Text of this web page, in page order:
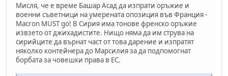
Мисля, че е време Башар Асад да изпрати оръжие и
военни съветници на умерената опозиция във Франция -
Macron MUST go! В Сирия има тонове френско оръжие
извзето от джихадистите. Нищо няма да им струва на
сирийците да върнат част от това дарение и изпратят
няколко контейнера до Марсилия за да подпомогнат
борбата за човешки права в ЕС.